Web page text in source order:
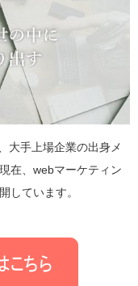
大手上場企業の出身メ
在、webマーケティン
しています。